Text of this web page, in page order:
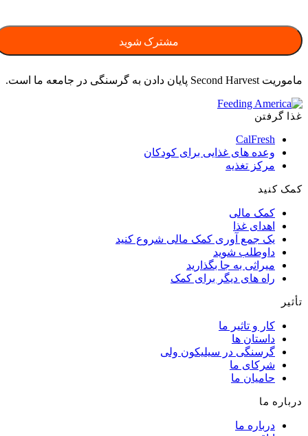
ماموریت Second Harvest پایان دادن به گرسنگی در جامعه ما است.
غذا گرفتن
CalFresh
وعده های غذایی برای کودکان
مرکز تغذیه
کمک کنید
کمک مالی
اهدای غذا
یک جمع آوری کمک مالی شروع کنید
داوطلب شوید
میراثی به جا بگذارید
راه های دیگر برای کمک
تأثیر
کار و تاثیر ما
داستان ها
گرسنگی در سیلیکون ولی
شرکای ما
حامیان ما
درباره ما
درباره ما